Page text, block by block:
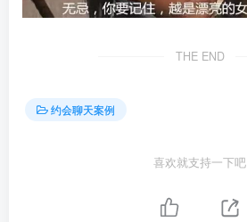
THE END
约会聊天案例
喜欢就支持一下吧